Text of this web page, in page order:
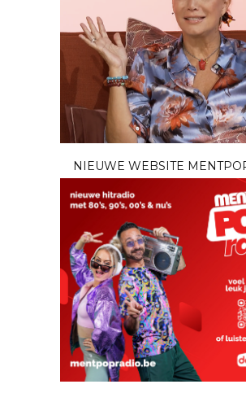
NIEUWE WEBSITE